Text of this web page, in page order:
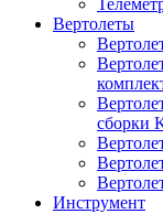
Вертолеты
сборки
Инструмент